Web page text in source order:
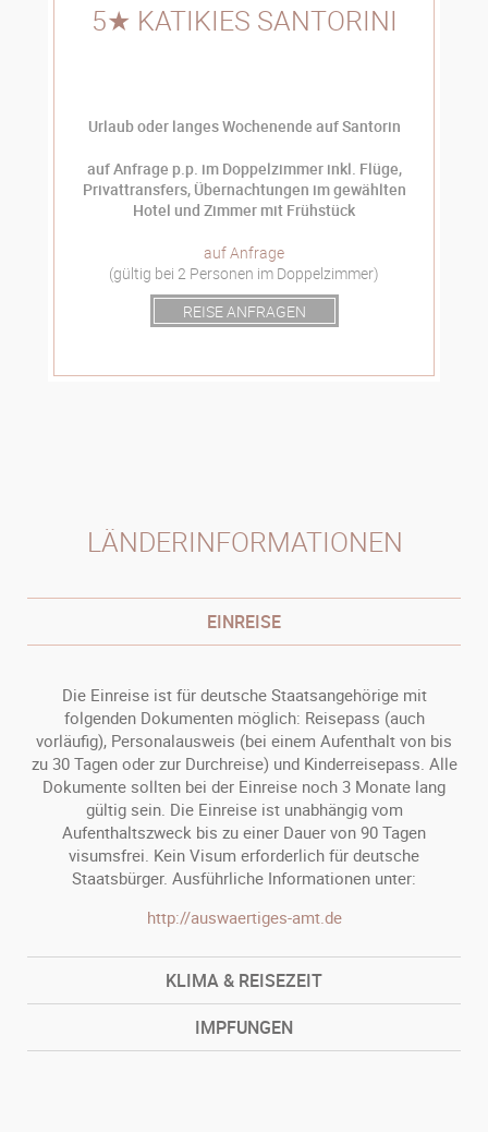
5★ KATIKIES SANTORINI
Urlaub oder langes Wochenende auf Santorin
auf Anfrage p.p. im Doppelzimmer inkl. Flüge,
Privattransfers, Übernachtungen im gewählten
Hotel und Zimmer mit Frühstück
auf Anfrage
(gültig bei 2 Personen im Doppelzimmer)
REISE ANFRAGEN
LÄNDERINFORMATIONEN
EINREISE
Die Einreise ist für deutsche Staatsangehörige mit
folgenden Dokumenten möglich: Reisepass (auch
vorläufig), Personalausweis (bei einem Aufenthalt von bis
zu 30 Tagen oder zur Durchreise) und Kinderreisepass. Alle
Dokumente sollten bei der Einreise noch 3 Monate lang
gültig sein. Die Einreise ist unabhängig vom
Aufenthaltszweck bis zu einer Dauer von 90 Tagen
visumsfrei. Kein Visum erforderlich für deutsche
Staatsbürger. Ausführliche Informationen unter:
http://auswaertiges-amt.de
KLIMA & REISEZEIT
IMPFUNGEN